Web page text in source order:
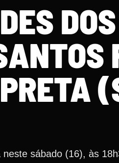
PRETA
sábado (16), às